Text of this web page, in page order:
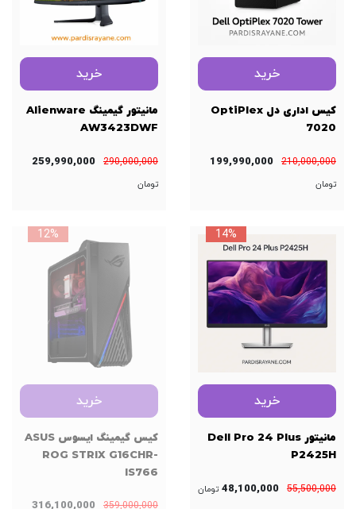
خرید
کیس اداری دل OptiPlex
7020
210,000,000
199,990,000
تومان
خرید
مانیتور گیمینگ Alienware
AW3423DWF
290,000,000
259,990,000
تومان
خرید
مانیتور Dell Pro 24 Plus
P2425H
55,500,000
48,100,000 تومان
14%
خرید
کیس گیمینگ ایسوس ASUS
ROG STRIX G16CHR-
IS766
359,000,000
316,100,000
12%